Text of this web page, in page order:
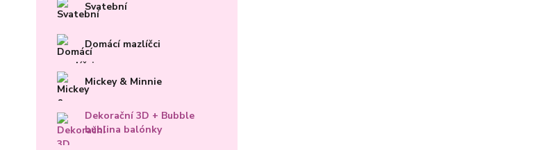
Svatební
Domácí mazlíčci
Mickey & Minnie
Dekorační 3D + Bubble
bublina balónky